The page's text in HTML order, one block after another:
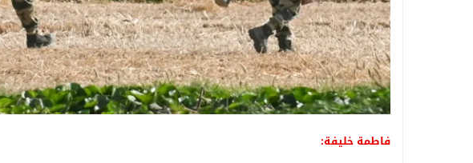
فاطمة خليفة: